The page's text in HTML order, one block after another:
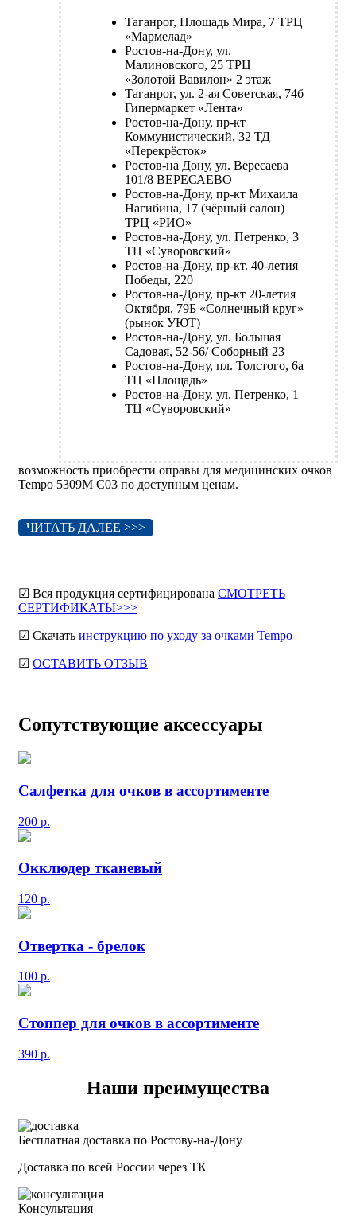
Таганрог, Площадь Мира, 7 ТРЦ
«Мармелад»
Ростов-на-Дону, ул.
Малиновского, 25 ТРЦ
«Золотой Вавилон» 2 этаж
Таганрог, ул. 2-ая Советская, 74б
Гипермаркет «Лента»
Ростов-на-Дону, пр-кт
Коммунистический, 32 ТД
«Перекрёсток»
Ростов-на Дону, ул. Вересаева
101/8 ВЕРЕСАЕВО
Ростов-на-Дону, пр-кт Михаила
Нагибина, 17 (чёрный салон)
ТРЦ «РИО»
Ростов-на-Дону, ул. Петренко, 3
ТЦ «Суворовский»
Ростов-на-Дону, пр-кт. 40-летия
Победы, 220
Ростов-на-Дону, пр-кт 20-летия
Октября, 79Б «Солнечный круг»
(рынок УЮТ)
Ростов-на-Дону, ул. Большая
Садовая, 52-56/ Соборный 23
Ростов-на-Дону, пл. Толстого, 6а
ТЦ «Площадь»
Ростов-на-Дону, ул. Петренко, 1
ТЦ «Суворовский»
возможность приобрести оправы для медицинских очков
Tempo 5309M C03 по доступным ценам.
ЧИТАТЬ ДАЛЕЕ >>>
☑ Вся продукция сертифицирована СМОТРЕТЬ
СЕРТИФИКАТЫ>>>
☑ Скачать инструкцию по уходу за очками Tempo
☑ ОСТАВИТЬ ОТЗЫВ
Сопутствующие аксессуары
Салфетка для очков в ассортименте
200 р.
Окклюдер тканевый
120 р.
Отвертка - брелок
100 р.
Стоппер для очков в ассортименте
390 р.
Наши преимущества
Бесплатная доставка по Ростову-на-Дону
Доставка по всей России через ТК
Консультация